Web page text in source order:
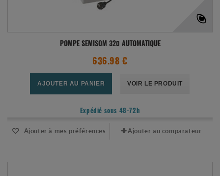
POMPE SEMISOM 320 AUTOMATIQUE
636.98 €
AJOUTER AU PANIER VOIR LE PRODUIT
Expédié sous 48-72h
Ajouter à mes préférences Ajouter au comparateur